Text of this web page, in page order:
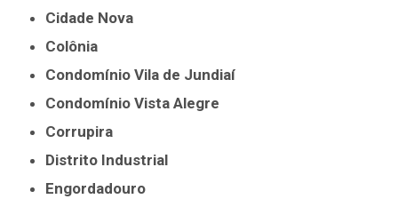
Cidade Nova
Colônia
Condomínio Vila de Jundiaí
Condomínio Vista Alegre
Corrupira
Distrito Industrial
Engordadouro